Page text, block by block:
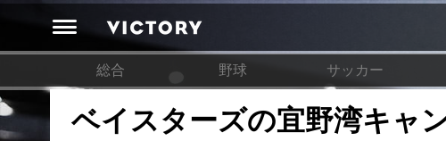
総合 野球 サッカー
ベイスターズの宜野湾キャ